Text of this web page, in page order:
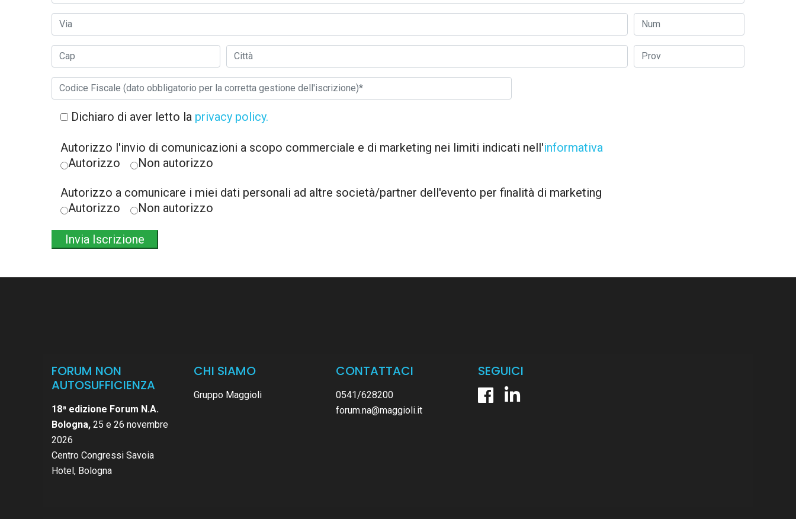
Dichiaro di aver letto la privacy policy.
Autorizzo l'invio di comunicazioni a scopo commerciale e di marketing nei limiti indicati nell'informativa
Autorizzo
Non autorizzo
Autorizzo a comunicare i miei dati personali ad altre società/partner dell'evento per finalità di marketing
Autorizzo
Non autorizzo
FORUM NON
AUTOSUFFICIENZA
18ª edizione Forum N.A.
Bologna, 25 e 26 novembre
2026
Centro Congressi Savoia
Hotel, Bologna
CHI SIAMO
Gruppo Maggioli
CONTATTACI
0541/628200
forum.na@maggioli.it
SEGUICI